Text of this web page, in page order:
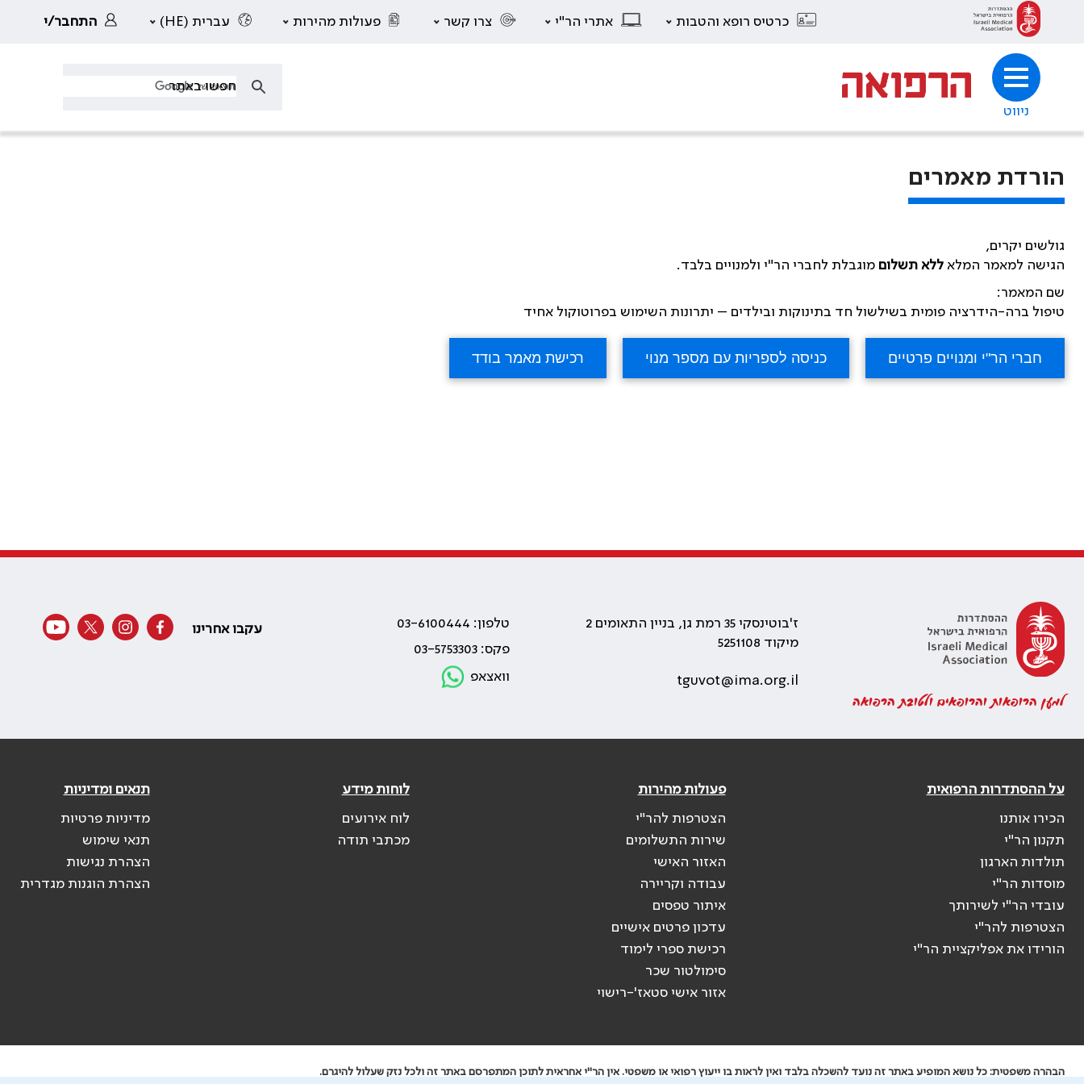
כרטיס רופא והטבות אתרי הר"י צרו קשר פעולות מהירות עברית (HE) התחבר/י
ניווט
הורדת מאמרים
גולשים יקרים,
הגישה למאמר המלאללא תשלום מוגבלת לחברי הר"י ולמנויים בלבד.
שם המאמר:
טיפול ברה-הידרציה פומית בשילשול חד בתינוקות ובילדים – יתרונות השימוש בפרוטוקול אחיד
למען הרופאות והרופאים ולטובת הרפואה
ז'בוטינסקי 35 רמת גן, בניין התאומים 2
מיקוד 5251108
tguvot@ima.org.il
טלפון: 03-6100444
פקס: 03-5753303
וואצאפ
עקבו אחרינו
על ההסתדרות הרפואית
הכירו אותנו
תקנון הר"י
תולדות הארגון
מוסדות הר"י
עובדי הר"י לשירותך
הצטרפות להר"י
הורידו את אפליקציית הר"י
פעולות מהירות
הצטרפות להר"י
שירות התשלומים
האזור האישי
עבודה וקריירה
איתור טפסים
עדכון פרטים אישיים
רכישת ספרי לימוד
סימולטור שכר
אזור אישי סטאז'-רישוי
לוחות מידע
לוח אירועים
מכתבי תודה
תנאים ומדיניות
מדיניות פרטיות
תנאי שימוש
הצהרת נגישות
הצהרת הוגנות מגדרית
הבהרה משפטית: כל נושא המופיע באתר זה נועד להשכלה בלבד ואין לראות בו ייעוץ רפואי או משפטי. אין הר"י אחראית לתוכן המתפרסם באתר זה ולכל נזק שעלול להיגרם.